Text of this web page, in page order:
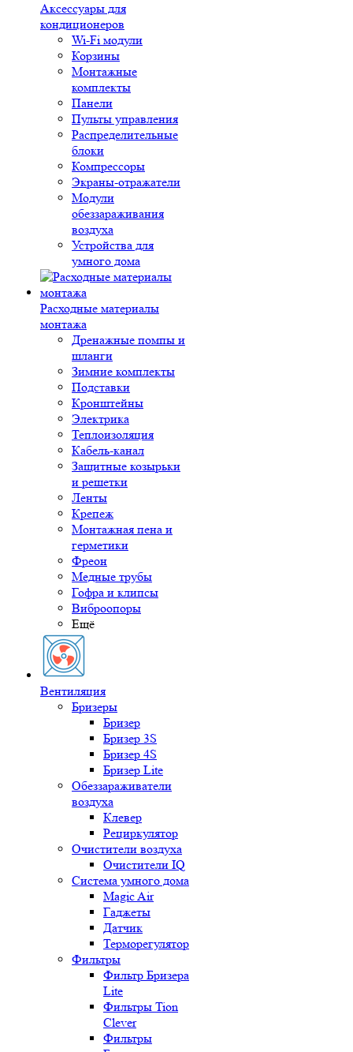
Аксессуары для
кондиционеров
Wi-Fi модули
Корзины
Монтажные
комплекты
Панели
Пульты управления
Распределительные
блоки
Компрессоры
Экраны-отражатели
Модули
обеззараживания
воздуха
Устройства для
умного дома
Расходные материалы
монтажа
Дренажные помпы и
шланги
Зимние комплекты
Подставки
Кронштейны
Электрика
Теплоизоляция
Кабель-канал
Защитные козырьки
и решетки
Ленты
Крепеж
Монтажная пена и
герметики
Фреон
Медные трубы
Гофра и клипсы
Виброопоры
Ещё
Вентиляция
Бризеры
Бризер
Бризер 3S
Бризер 4S
Бризер Lite
Обеззараживатели
воздуха
Клевер
Рециркулятор
Очистители воздуха
Очистители IQ
Система умного дома
Magic Air
Гаджеты
Датчик
Терморегулятор
Фильтры
Фильтр Бризера
Lite
Фильтры Tion
Clever
Фильтры